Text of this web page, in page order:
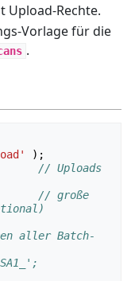
Upload-Rechte.
Vorlage für die
.
);
// Uploads
// große
aller Batch-